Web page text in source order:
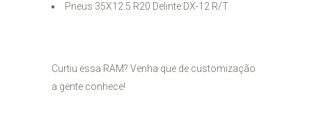
Pneus 35X12.5 R20 Delinte DX-12 R/T
Curtiu essa RAM? Venha que de customização
a gente conhece!